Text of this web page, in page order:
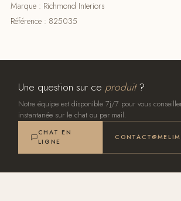
Marque : Richmond Interiors
Référence : 825035
Une question sur ce produit?
Notre équipe est disponible 7j/7 pour vous
instantanée sur le chat ou par mail.
CHAT EN
LIGNE